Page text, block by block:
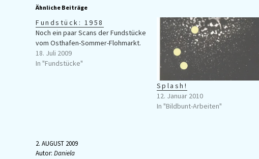
Ähnliche Beiträge
Fundstück: 1958
Noch ein paar Scans der Fundstücke
vom Osthafen-Sommer-Flohmarkt.
18. Juli 2009
In "Fundstücke"
Splash!
12. Januar 2010
In "Bildbunt-Arbeiten"
2. AUGUST 2009
Autor: Daniela